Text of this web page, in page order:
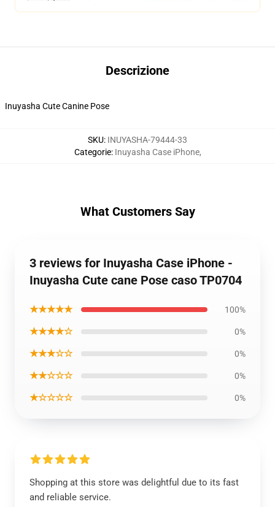
Descrizione
Inuyasha Cute Canine Pose
SKU: INUYASHA-79444-33
Categorie: Inuyasha Case iPhone,
What Customers Say
3 reviews for Inuyasha Case iPhone -
Inuyasha Cute cane Pose caso TP0704
★★★★★ 100%
★★★★☆ 0%
★★★☆☆ 0%
★★☆☆☆ 0%
★☆☆☆☆ 0%
Shopping at this store was delightful due to its fast
and reliable service.